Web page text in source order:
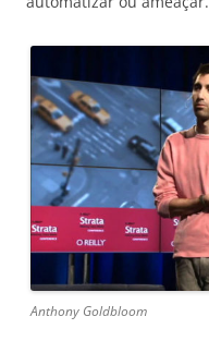
Anthony Goldbloom